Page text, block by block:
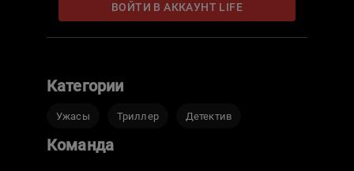
ВОЙТИ В АККАУНТ LIFE
Категории
Ужасы Триллер Детектив
Команда